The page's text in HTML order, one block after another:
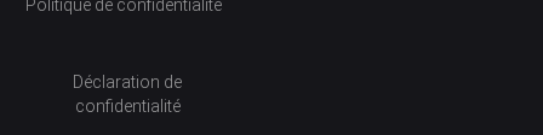
Politique de confidentialité
Déclaration de
confidentialité